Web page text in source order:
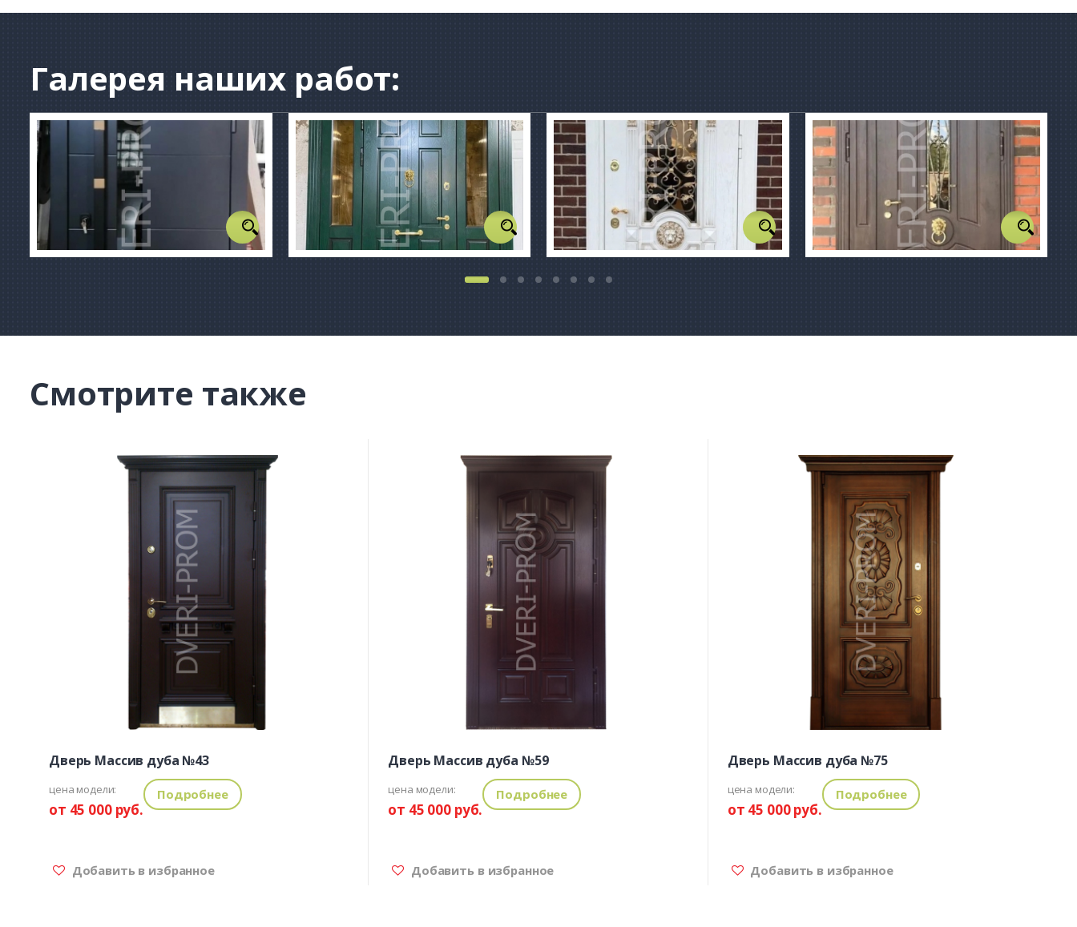
Галерея наших работ:
Смотрите также
Дверь Массив дуба №43
цена модели:
от 45 000 руб.
Подробнее
Добавить в избранное
Дверь Массив дуба №59
цена модели:
от 45 000 руб.
Подробнее
Добавить в избранное
Дверь Массив дуба №75
цена модели:
от 45 000 руб.
Подробнее
Добавить в избранное